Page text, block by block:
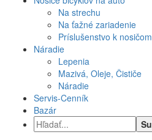
Na strechu
Na ťažné zariadenie
Príslušenstvo k nosičom
Náradie
Lepenia
Mazivá, Oleje, Čističe
Náradie
Servis-Cenník
Bazár